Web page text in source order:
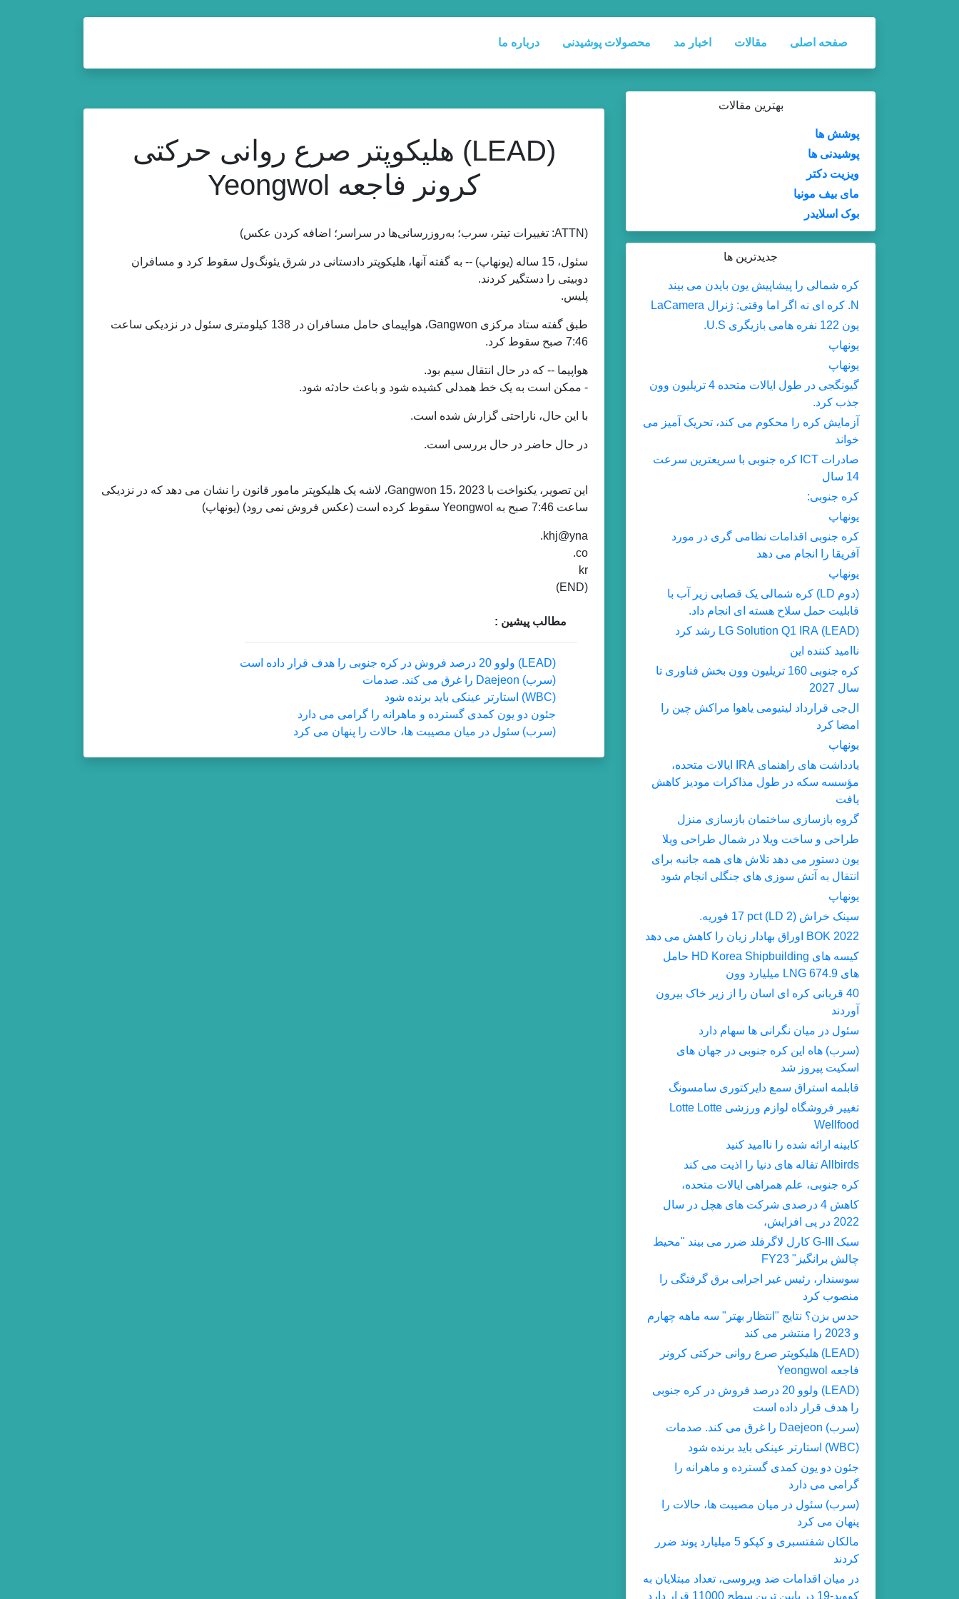
صفحه اصلی مقالات اخبار مد محصولات پوشیدنی درباره ما
بهترین مقالات
پوشش ها
پوشیدنی ها
ویزیت دکتر
مای بیف مونیا
بوک اسلایدر
جدیدترین ها
کره شمالی را پیشاپیش یون بایدن می بیند
N. کره ای نه اگر اما وقتی: ژنرال LaCamera
یون 122 نفره هامی بازیگری U.S.
یونهاپ
یونهاپ
گیونگجی در طول ایالات متحده 4 تریلیون وون
جذب کرد.
آزمایش کره را محکوم می کند، تحریک آمیز می
خواند
صادرات ICT کره جنوبی با سریعترین سرعت
14 سال
کره جنوبی:
یونهاپ
کره جنوبی اقدامات نظامی گری در مورد
آفریقا را انجام می دهد
یونهاپ
(دوم LD) کره شمالی یک قصابی زیر آب با
قابلیت حمل سلاح هسته ای انجام داد.
(LEAD) LG Solution Q1 IRA رشد کرد
ناامید کننده این
کره جنوبی 160 تریلیون وون بخش فناوری تا
سال 2027
ال‌جی قرارداد لیتیومی یاهوا مراکش چین را
امضا کرد
یونهاپ
یادداشت های راهنمای IRA ایالات متحده،
مؤسسه سکه در طول مذاکرات مودیز کاهش
یافت
گروه بازسازی ساختمان بازسازی منزل
طراحی و ساخت ویلا در شمال طراحی ویلا
یون دستور می دهد تلاش های همه جانبه برای
انتقال به آتش سوزی های جنگلی انجام شود
یونهاپ
سینک خراش (LD 2) 17 pct فوریه.
2022 BOK اوراق بهادار زیان را کاهش می دهد
کیسه های HD Korea Shipbuilding حامل
های LNG 674.9 میلیارد وون
40 قربانی کره ای اسان را از زیر خاک بیرون
آوردند
سئول در میان نگرانی ها سهام دارد
(سرب) هاه این کره جنوبی در جهان های
اسکیت پیروز شد
قابلمه استراق سمع دایرکتوری سامسونگ
تغییر فروشگاه لوازم ورزشی Lotte Lotte
Wellfood
کابینه ارائه شده را ناامید کنید
Allbirds تفاله های دنیا را اذیت می کند
کره جنوبی، علم همراهی ایالات متحده،
کاهش 4 درصدی شرکت های هچل در سال
2022 در پی افزایش،
سبک G-III کارل لاگرفلد ضرر می بیند "محیط
چالش برانگیز" FY23
سوسندار، رئیس غیر اجرایی برق گرفتگی را
منصوب کرد
حدس بزن؟ نتایج "انتظار بهتر" سه ماهه چهارم
و 2023 را منتشر می کند
(LEAD) هلیکوپتر صرع روانی حرکتی کرونر
فاجعه Yeongwol
(LEAD) ولوو 20 درصد فروش در کره جنوبی
را هدف قرار داده است
(سرب) Daejeon را غرق می کند. صدمات
(WBC) استارتر عینکی باید برنده شود
جئون دو یون کمدی گسترده و ماهرانه را
گرامی می دارد
(سرب) سئول در میان مصیبت ها، حالات را
پنهان می کرد
مالکان شفتسبری و کپکو 5 میلیارد پوند ضرر
کردند
در میان اقدامات ضد ویروسی، تعداد مبتلایان به
کووید-19 در پایین ترین سطح 11000 قرار دارد
(LEAD) هلیکوپتر صرع روانی حرکتی
کرونر فاجعه Yeongwol
(ATTN: تغییرات تیتر، سرب؛ به‌روزرسانی‌ها در سراسر؛ اضافه کردن عکس)
سئول، 15 ساله (یونهاپ) -- به گفته آنها، هلیکوپتر دادستانی در شرق یئونگ‌ول سقوط کرد و مسافران
دوبیتی را دستگیر کردند.
پلیس.
طبق گفته ستاد مرکزی Gangwon، هواپیمای حامل مسافران در 138 کیلومتری سئول در نزدیکی ساعت
7:46 صبح سقوط کرد.
هواپیما -- که در حال انتقال سیم بود.
- ممکن است به یک خط همدلی کشیده شود و باعث حادثه شود.
با این حال، ناراحتی گزارش شده است.
در حال حاضر در حال بررسی است.
این تصویر، یکنواخت با Gangwon 15، 2023، لاشه یک هلیکوپتر مامور قانون را نشان می دهد که در نزدیکی
ساعت 7:46 صبح به Yeongwol سقوط کرده است (عکس فروش نمی رود) (یونهاپ)
khj@yna.
co.
kr
(END)
مطالب پیشین :
(LEAD) ولوو 20 درصد فروش در کره جنوبی را هدف قرار داده است
(سرب) Daejeon را غرق می کند. صدمات
(WBC) استارتر عینکی باید برنده شود
جئون دو یون کمدی گسترده و ماهرانه را گرامی می دارد
(سرب) سئول در میان مصیبت ها، حالات را پنهان می کرد